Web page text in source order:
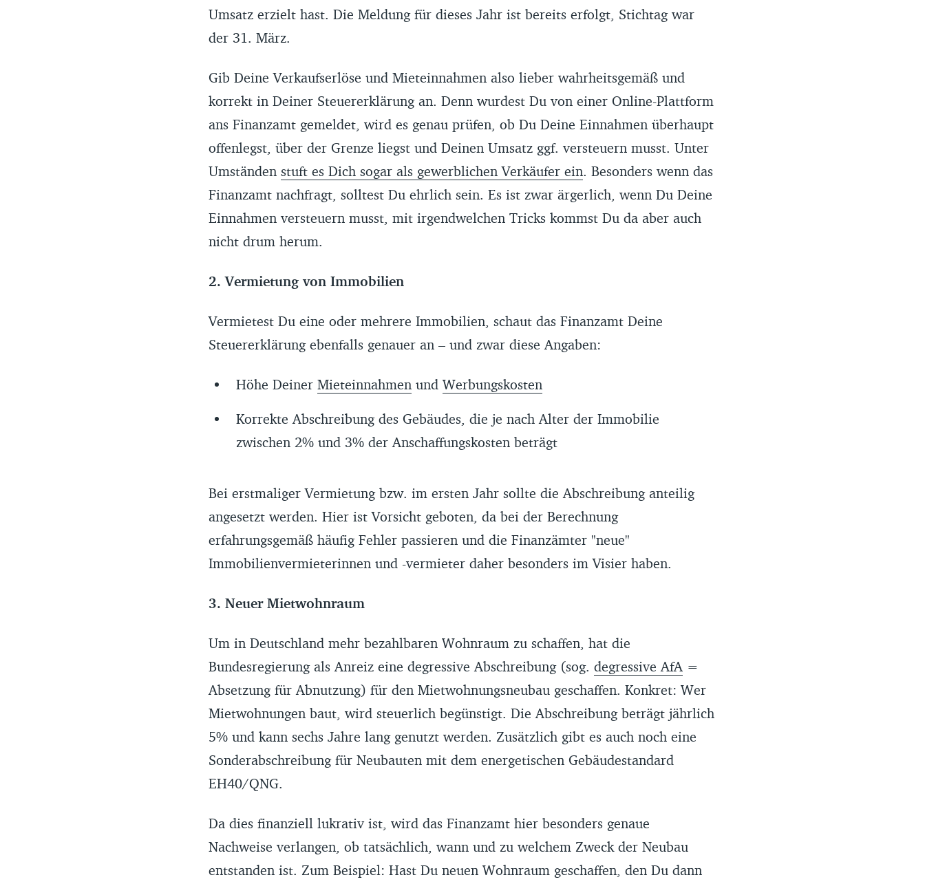
Umsatz erzielt hast. Die Meldung für dieses Jahr ist bereits erfolgt, Stichtag war
der 31. März.
Gib Deine Verkaufserlöse und Mieteinnahmen also lieber wahrheitsgemäß und
korrekt in Deiner Steuererklärung an. Denn wurdest Du von einer Online-Plattform
ans Finanzamt gemeldet, wird es genau prüfen, ob Du Deine Einnahmen überhaupt
offenlegst, über der Grenze liegst und Deinen Umsatz ggf. versteuern musst. Unter
Umständen stuft es Dich sogar als gewerblichen Verkäufer ein. Besonders wenn das
Finanzamt nachfragt, solltest Du ehrlich sein. Es ist zwar ärgerlich, wenn Du Deine
Einnahmen versteuern musst, mit irgendwelchen Tricks kommst Du da aber auch
nicht drum herum.
2. Vermietung von Immobilien
Vermietest Du eine oder mehrere Immobilien, schaut das Finanzamt Deine
Steuererklärung ebenfalls genauer an – und zwar diese Angaben:
Höhe Deiner Mieteinnahmenund Werbungskosten
Korrekte Abschreibung des Gebäudes, die je nach Alter der Immobilie
zwischen 2% und 3% der Anschaffungskosten beträgt
Bei erstmaliger Vermietung bzw. im ersten Jahr sollte die Abschreibung anteilig
angesetzt werden. Hier ist Vorsicht geboten, da bei der Berechnung
erfahrungsgemäß häufig Fehler passieren und die Finanzämter "neue"
Immobilienvermieterinnen und -vermieter daher besonders im Visier haben.
3. Neuer Mietwohnraum
Um in Deutschland mehr bezahlbaren Wohnraum zu schaffen, hat die
Bundesregierung als Anreiz eine degressive Abschreibung (sog. degressive AfA=
Absetzung für Abnutzung) für den Mietwohnungsneubau geschaffen. Konkret: Wer
Mietwohnungen baut, wird steuerlich begünstigt. Die Abschreibung beträgt jährlich
5% und kann sechs Jahre lang genutzt werden. Zusätzlich gibt es auch noch eine
Sonderabschreibung für Neubauten mit dem energetischen Gebäudestandard
EH40/QNG.
Da dies finanziell lukrativ ist, wird das Finanzamt hier besonders genaue
Nachweise verlangen, ob tatsächlich, wann und zu welchem Zweck der Neubau
entstanden ist. Zum Beispiel: Hast Du neuen Wohnraum geschaffen, den Du dann